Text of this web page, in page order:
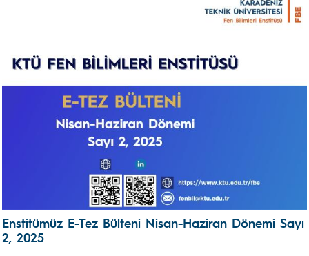
Enstitümüz E-Tez Bülteni Nisan-Haziran Dönemi Sayı
2, 2025